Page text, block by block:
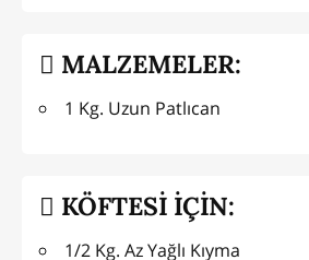
MALZEMELER:
1 Kg. Uzun Patlıcan
KÖFTESİ İÇİN:
1/2 Kg. Az Yağlı Kıyma